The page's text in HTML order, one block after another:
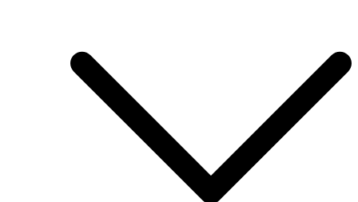
공고 #부산시일간지공고 #기장군일간지공고 #경상남도일간지
공고 #경남일간지공고 #거창군일간지공고 #합천군일간지공고
#창녕군일간지공고 #밀양시일간지공고 #김해시일간지공고 #
창원시일간지공고 #의령군일간지공고 #진주시일간지공고 #하
동군일간지공고 #사천시일간지공고 #고성군일간지공고 #거제
시일간지공고 #통영군일간지공고 #남해군일간지공고 #제주도
일간지공고 #서귀포시일간지공고